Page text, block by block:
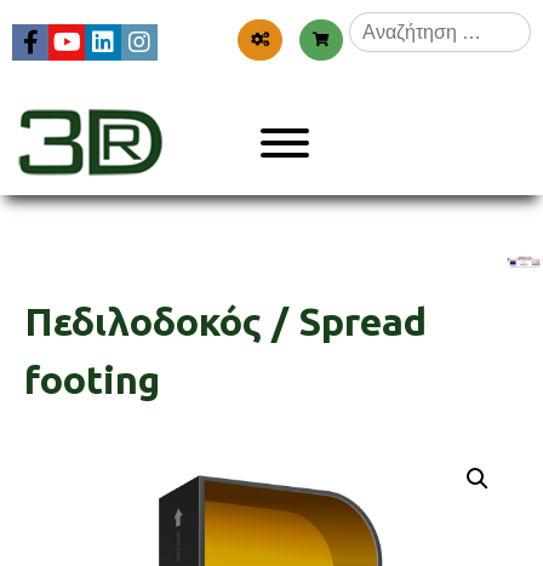
Αναζήτηση
για:
3dr
Πεδιλοδοκός / Spread
footing